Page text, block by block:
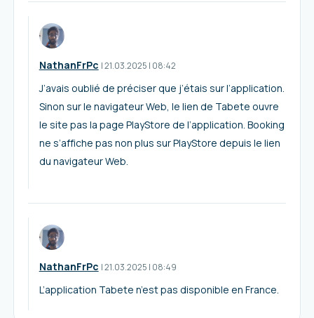
NathanFrPc I21.03.2025 | 08:42
J’avais oublié de préciser que j’étais sur l’application.
Sinon sur le navigateur Web, le lien de Tabete ouvre
le site pas la page PlayStore de l’application. Booking
ne s’affiche pas non plus sur PlayStore depuis le lien
du navigateur Web.
NathanFrPc I21.03.2025 | 08:49
L’application Tabete n’est pas disponible en France.